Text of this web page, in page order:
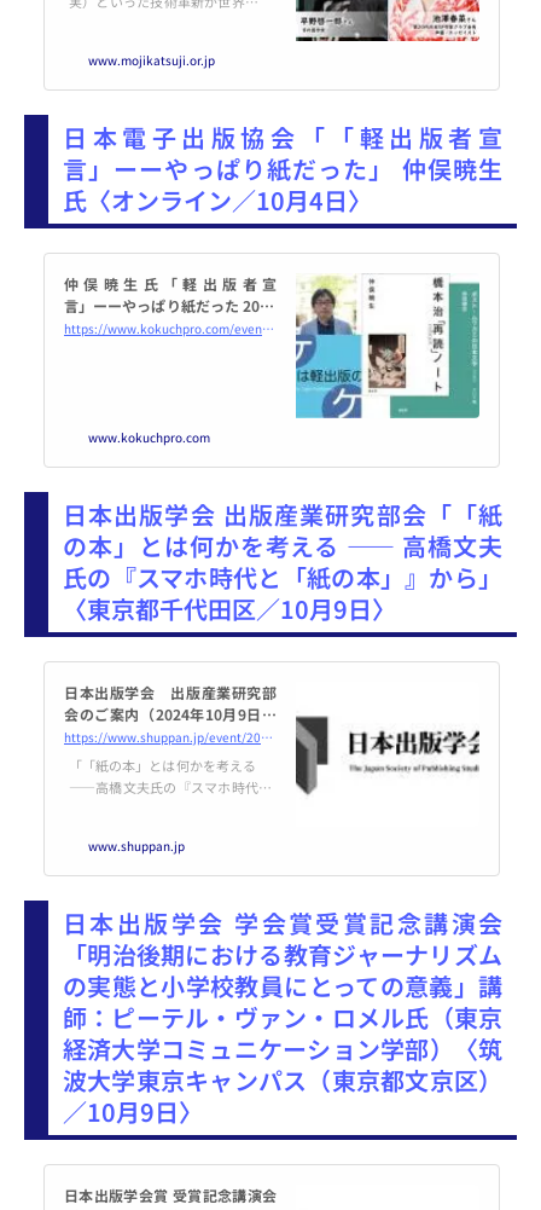
てきた文学は少なくありません。
予想を超えるような技術の進化
を予測
www.mojikatsuji.or.jp
日本電子出版協会「「軽出版者宣
言」ーーやっぱり紙だった」 仲俣暁生
氏〈オンライン／10月4日〉
仲俣暁生氏「軽出版者宣
言」ーーやっぱり紙だった 2024
年10月4日（オンライン・Zoo
https://www.kokuchpro.com/event/20241011/
www.kokuchpro.com
日本出版学会 出版産業研究部会「「紙
の本」とは何かを考える ―― 高橋文夫
氏の『スマホ時代と「紙の本」』から」
〈東京都千代田区／10月9日〉
日本出版学会 出版産業研究部
会のご案内（2024年10月9日開
催） | 日本出版学会
https://www.shuppan.jp/event/2024/08/31/3079/
「「紙の本」とは何かを考える
――高橋文夫氏の『スマホ時代と
時：2024年10月9日（水） 18時
30分開始（2時間程度） 会 場：
東京都
www.shuppan.jp
日本出版学会 学会賞受賞記念講演会
「明治後期における教育ジャーナリズム
の実態と小学校教員にとっての意義」講
師：ピーテル・ヴァン・ロメル氏（東京
経済大学コミュニケーション学部）〈筑
波大学東京キャンパス（東京都文京区）
／10月9日〉
日本出版学会賞 受賞記念講演会